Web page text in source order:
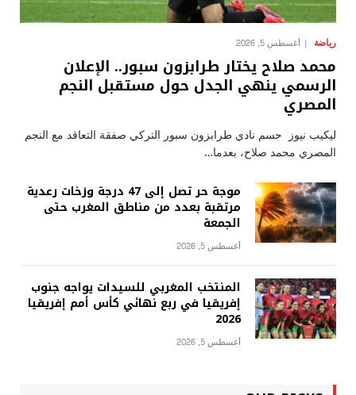
رياضة أغسطس 5, 2026
محمد صلاح يختار طرابزون سبور.. الإعلان
الرسمي ينهي الجدل حول مستقبل النجم
المصري
ليكيب نيوز حسم نادي طرابزون سبور التركي صفقة التعاقد مع النجم
المصري محمد صلاح، بعدما…
موجة حر تصل إلى 47 درجة وزخات رعدية
مرتقبة بعدد من مناطق المغرب حتى
الجمعة
أغسطس 5, 2026
المنتخب المغربي للسيدات يواجه جنوب
إفريقيا في ربع نهائي كأس أمم إفريقيا
2026
أغسطس 5, 2026